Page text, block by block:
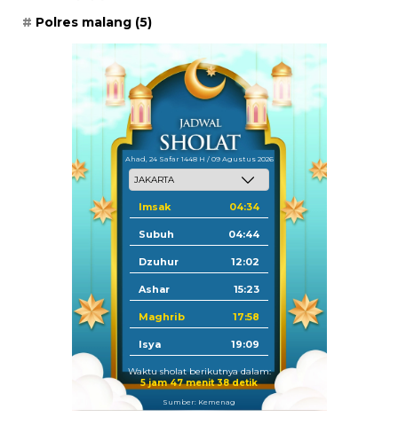
Polres malang (5)
Ahad, 24 Safar 1448 H / 09 Agustus 2026
Imsak 04:34
Subuh 04:44
Dzuhur 12:02
Ashar 15:23
Maghrib 17:58
Isya 19:09
Waktu sholat berikutnya dalam:
5 jam 47 menit 37 detik
Sumber: Kemenag